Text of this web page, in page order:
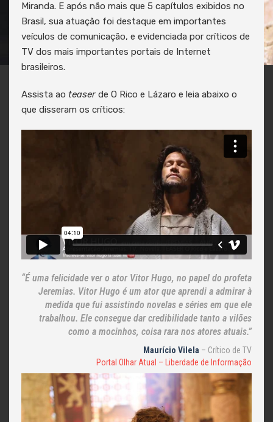
Miranda. E após não mais que 5 capítulos exibidos no
Brasil, sua atuação foi destaque em importantes
veículos de comunicação, e evidenciada por críticos de
TV dos mais importantes portais de Internet
brasileiros.
Assista ao teaser de O Rico e Lázaro e leia abaixo o
que disseram os críticos:
“É uma felicidade ver o ator Vitor Hugo, no papel do profeta
Jeremias. Vitor Hugo é um ator que aprendi a admirar à
medida que fui assistindo novelas e séries em que ele
trabalhou. Ele consegue dar credibilidade tanto a vilões
como a mocinhos, coisa rara nos atores atuais.”
Maurício Vilela – Crítico de TV
Portal Olhar Atual – Liberdade de Informação